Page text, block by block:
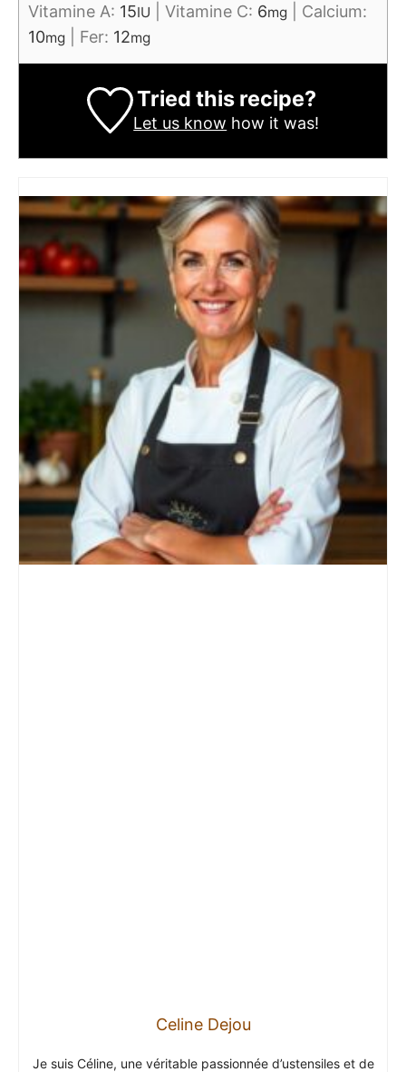
Vitamine A: 15IU Vitamine C: 6mg
Calcium:
10mg Fer: 12mg
Tried this recipe?
Let us know how it was!
Celine Dejou
Je suis Céline, une véritable passionnée d’ustensiles et de